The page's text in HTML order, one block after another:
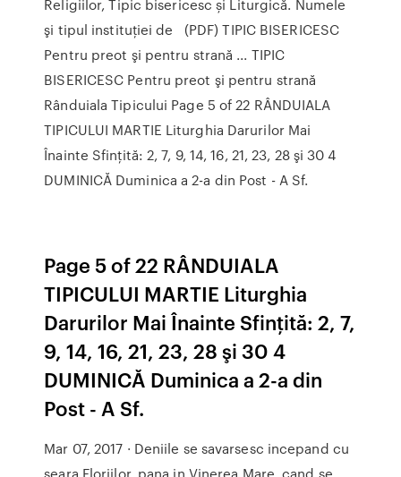
Religiilor, Tipic bisericesc și Liturgică. Numele
şi tipul instituţiei de (PDF) TIPIC BISERICESC
Pentru preot şi pentru strană ... TIPIC
BISERICESC Pentru preot şi pentru strană
Rânduiala Tipicului Page 5 of 22 RÂNDUIALA
TIPICULUI MARTIE Liturghia Darurilor Mai
Înainte Sfinţită: 2, 7, 9, 14, 16, 21, 23, 28 şi 30 4
DUMINICĂ Duminica a 2-a din Post - A Sf.
Page 5 of 22 RÂNDUIALA
TIPICULUI MARTIE Liturghia
Darurilor Mai Înainte Sfinţită: 2, 7,
9, 14, 16, 21, 23, 28 şi 30 4
DUMINICĂ Duminica a 2-a din
Post - A Sf.
Mar 07, 2017 · Deniile se savarsesc incepand cu
seara Floriilor, pana in Vinerea Mare, cand se